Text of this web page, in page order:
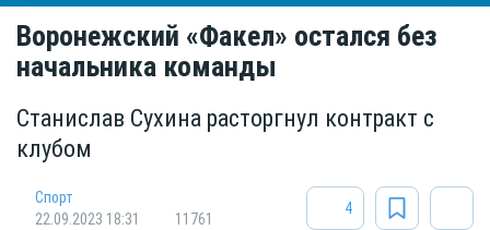
Воронежский «Факел» остался без
начальника команды
Станислав Сухина расторгнул контракт с
клубом
Спорт
22.09.2023 18:31
11761
4